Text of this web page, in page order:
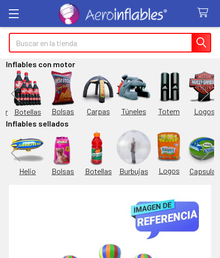
Buscar
Inflables con motor
Botellas Bolsas Carpas Túneles Totem
Logos
Inflables sellados
Helio Bolsas Botellas Burbujas Logos Capsulas